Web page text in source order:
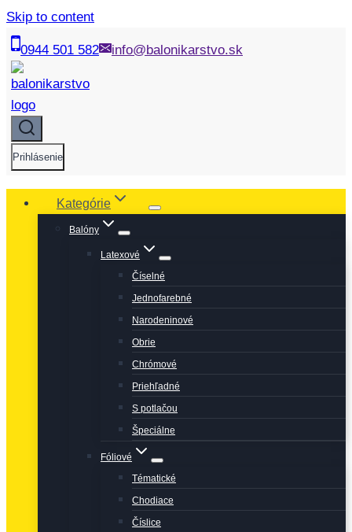
Skip to content
0944 501 582 info@balonikarstvo.sk
Prihlásenie
Kategórie
Balóny
Latexové
Číselné
Jednofarebné
Narodeninové
Obrie
Chrómové
Priehľadné
S potlačou
Špeciálne
Fóliové
Tématické
Chodiace
Číslice